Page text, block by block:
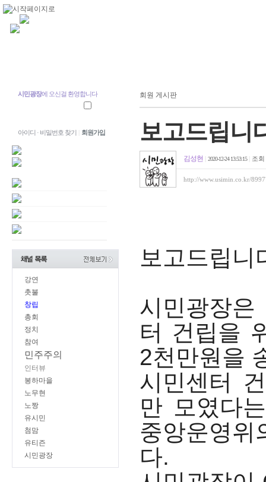
시민광장에 오신걸 환영합니다
아이디 · 비밀번호 찾기 회원가입
강연
촛불
창립
총회
정치
참여
민주주의
인터뷰
봉하마을
노무현
노짱
유시민
첨맘
유티즌
시민광장
회원 게시판
보고드립니
김성현 2020-12-24 13:53:15 조회
http://www.usimin.co.kr/
보고드립니
시민광장
터 건립을
2천만원을
시민센터
만 모였다
중앙운영
다.